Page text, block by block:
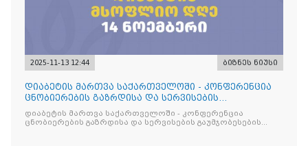
2025-11-13 12:44 ბიზნეს ნიუსი
დიაბეტის მართვა საქართველოში - კონფერენცია
ცნობიერების გაზრდისა და სერვისების
გაუმჯობესების მიზნით
დიაბეტის მართვა საქართველოში - კონფერენცია
ცნობიერების გაზრდისა და სერვისების გაუმჯობესების